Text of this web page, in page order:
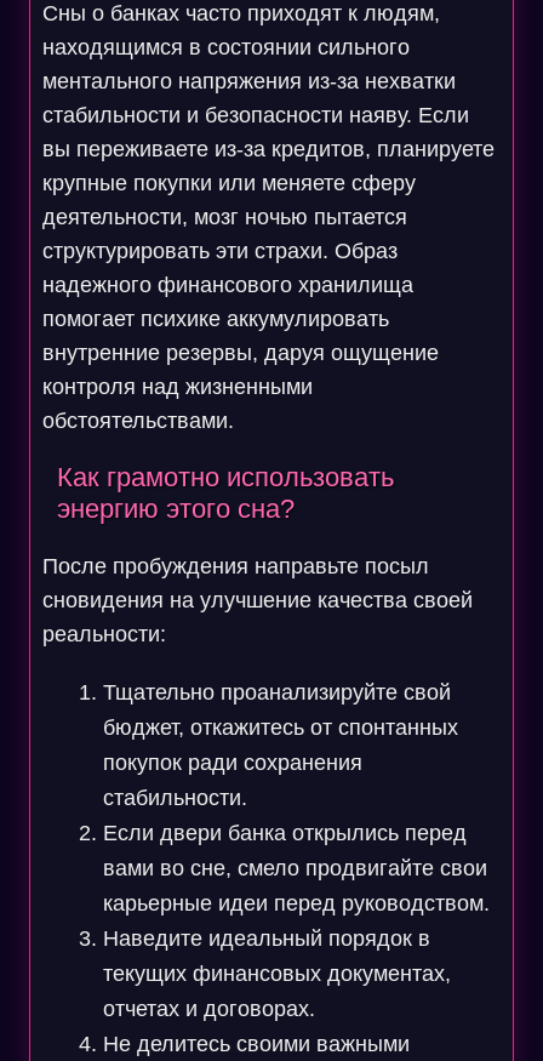
Сны о банках часто приходят к людям,
находящимся в состоянии сильного
ментального напряжения из-за нехватки
стабильности и безопасности наяву. Если
вы переживаете из-за кредитов, планируете
крупные покупки или меняете сферу
деятельности, мозг ночью пытается
структурировать эти страхи. Образ
надежного финансового хранилища
помогает психике аккумулировать
внутренние резервы, даруя ощущение
контроля над жизненными
обстоятельствами.
Как грамотно использовать
энергию этого сна?
После пробуждения направьте посыл
сновидения на улучшение качества своей
реальности:
Тщательно проанализируйте свой
бюджет, откажитесь от спонтанных
покупок ради сохранения
стабильности.
Если двери банка открылись перед
вами во сне, смело продвигайте свои
карьерные идеи перед руководством.
Наведите идеальный порядок в
текущих финансовых документах,
отчетах и договорах.
Не делитесь своими важными